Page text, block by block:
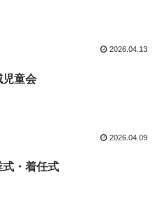
2026.04.13
児童会
2026.04.09
式・着任式